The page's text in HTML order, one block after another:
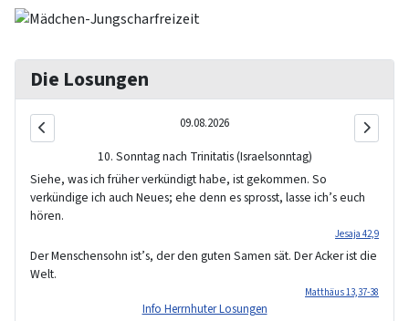
Die Losungen
09.08.2026
10. Sonntag nach Trinitatis (Israelsonntag)
Siehe, was ich früher verkündigt habe, ist gekommen. So
verkündige ich auch Neues; ehe denn es sprosst, lasse ich’s euch
hören.
Jesaja 42,9
Der Menschensohn ist’s, der den guten Samen sät. Der Acker ist die
Welt.
Matthäus 13,37-38
Info Herrnhuter Losungen